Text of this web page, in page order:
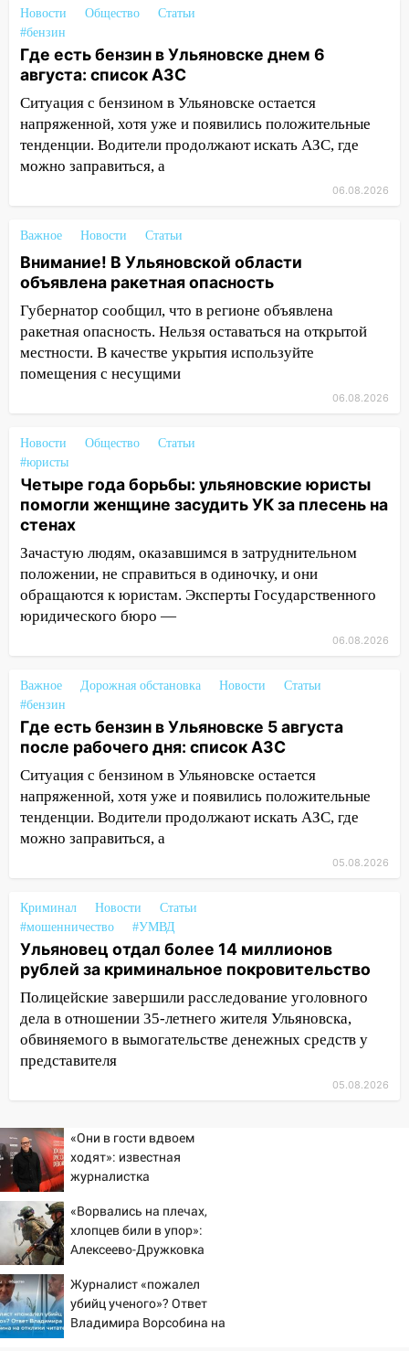
15:15
новый кавалер женщины оказался
рецидивистом
14:26 В Ульяновске ограничат движение
по улице Ефремова
14:23
67% ульяновцев готовы
передумать увольняться, если им
14:01
Инсценировали ДТП и получили
более 4,6 миллиона рублей: перед
судом предстанет банда
автоподставщиков
13:36 В Инзе произошел крупный пожар
13:00 В суде защитили репутацию
мужчины, которого необоснованно
12:28
Миллион на «льготниках»: в
Ульяновской области перевозчик
провернул хитрую схему с чужими
проездными
12:10 Ульяновский алиментщик накопил
120 тысяч долга
11:49 Снят режим «Ракетная
опасность» на территории Ульяновской
11:30
Кабмин РФ разрешил до 1 июля
2027 года импорт, выпуск и обращение
бензина Евро 2, Евро 3, Евро 4
11:12 Соцсети: на Рябикова автомобиль
врезался в забор
10:27 Где есть бензин в Ульяновске
днем 6 августа: список АЗС
Внимание! В Ульяновской области
10:00
В Старомайнском районе утонул
51-летний мужчина
09:50
В Ульяновске черный коршун
застрял в тепловозе
09:44 Ульяновские спасатели помогли
юному велосипедисту на улице
Чернышевского
07:18
В Ульяновск идет
тридцатиградусная жара: какая будет
погода в четверг
06:00
Четыре года борьбы: ульяновские
юристы помогли женщине засудить УК
за плесень на стенах
05:00
Кому 6 августа звезды сулят
прибыль, а кому — испытания на
прочность
Новости Общество
Статьи
#бензин
Где есть бензин в Ульяновске днем 6
августа: список АЗС
Ситуация с бензином в Ульяновске остается
напряженной, хотя уже и появились положительные
тенденции. Водители продолжают искать АЗС, где
можно заправиться, а
06.08.2026
Важное Новости Статьи
Внимание! В Ульяновской области
объявлена ракетная опасность
Губернатор сообщил, что в регионе объявлена
ракетная опасность. Нельзя оставаться на открытой
местности. В качестве укрытия используйте
помещения с несущими
06.08.2026
Новости Общество
Статьи
#юристы
Четыре года борьбы: ульяновские юристы
помогли женщине засудить УК за плесень на
стенах
Зачастую людям, оказавшимся в затруднительном
положении, не справиться в одиночку, и они
обращаются к юристам. Эксперты Государственного
юридического бюро —
06.08.2026
Важное Дорожная обстановка Новости
Статьи
#бензин
Где есть бензин в Ульяновске 5 августа
после рабочего дня: список АЗС
Ситуация с бензином в Ульяновске остается
напряженной, хотя уже и появились положительные
тенденции. Водители продолжают искать АЗС, где
можно заправиться, а
05.08.2026
Криминал Новости
Статьи
#мошенничество
#УМВД
Ульяновец отдал более 14 миллионов
рублей за криминальное покровительство
Полицейские завершили расследование уголовного
дела в отношении 35-летнего жителя Ульяновска,
обвиняемого в вымогательстве денежных средств у
представителя
05.08.2026
«Они в гости вдвоем
ходят»: известная
журналистка
Бондарчука и Исаковой
«Ворвались на плечах,
хлопцев били в упор»:
Алексеево-Дружковка
«птах Мадьяра»
Журналист «пожалел
убийц ученого»? Ответ
Владимира Ворсобина на